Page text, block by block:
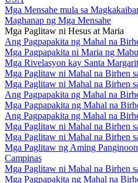
Mga Mensahe mula sa
Maghanap ng Mga Mensahe
Mga Paglitaw ni Hesus at Maria
Ang Pagpapakita ng Mahal na
Mga Pagpapakita ni Maria ng
Mga Rivelasyon kay Santa
Mga Paglitaw ni Mahal na Birhen
Mga Paglitaw ni Mahal na Birhen
Ang Pagpapakita ng Mahal na
Mga Pagpapakita ng Mahal na
Ang Pagpapakita ng Mahal na
Mga Paglitaw ni Mahal na Birhen
Mga Paglitaw ni Mahal na Birhen
Mga Paglitaw ng Aming
Campinas
Mga Paglitaw ni Mahal na Birhen
Mga Pagpapakita ng Mahal na